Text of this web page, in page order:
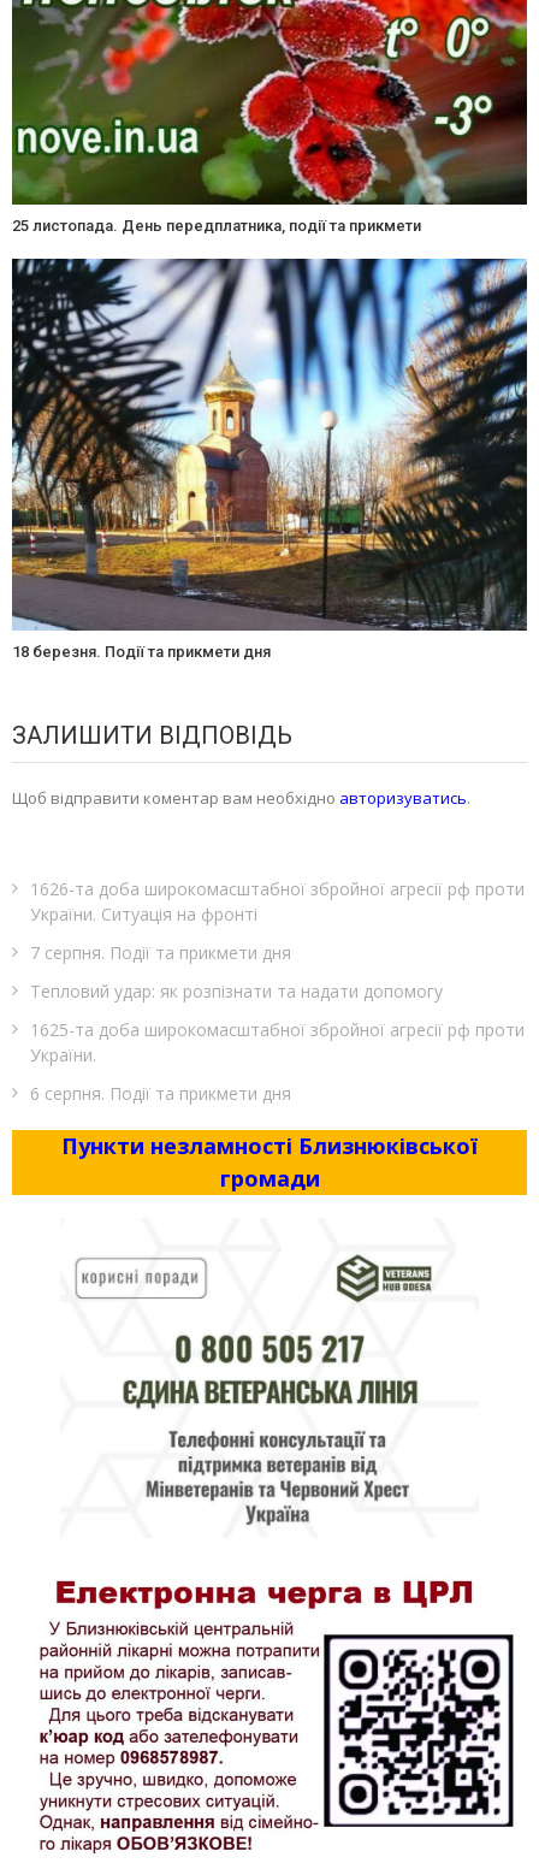
25 листопада. День передплатника, події та прикмети
18 березня. Події та прикмети дня
ЗАЛИШИТИ ВІДПОВІДЬ
Щоб відправити коментар вам необхідно авторизуватись.
1626-та доба широкомасштабної збройної агресії рф проти
України. Ситуація на фронті
7 серпня. Події та прикмети дня
Тепловий удар: як розпізнати та надати допомогу
1625-та доба широкомасштабної збройної агресії рф проти
України.
6 серпня. Події та прикмети дня
Пункти незламності Близнюківської
громади